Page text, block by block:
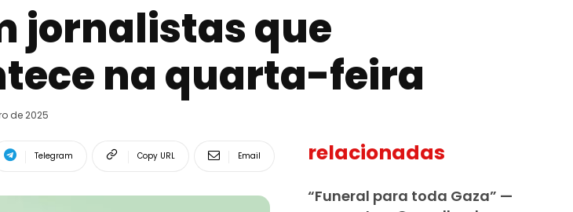
jornalistas que
na quarta-feira
de 2025
Telegram Copy URL Email relacionadas
“Funeral para toda Gaza” —